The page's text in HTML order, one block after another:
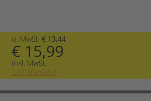
o. MwSt. € 13,44
€ 15,99
inkl. MwSt.
zzgl. Versand